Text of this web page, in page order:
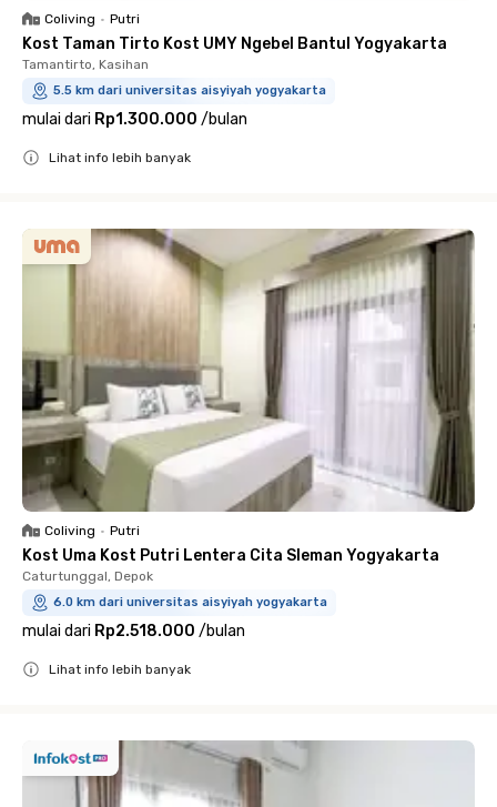
Coliving • Putri
Kost Taman Tirto Kost UMY Ngebel Bantul Yogyakarta
Tamantirto, Kasihan
5.5 km dari universitas aisyiyah yogyakarta
mulai dari Rp1.300.000 /bulan
Lihat info lebih banyak
Coliving • Putri
Kost Uma Kost Putri Lentera Cita Sleman Yogyakarta
Caturtunggal, Depok
6.0 km dari universitas aisyiyah yogyakarta
mulai dari Rp2.518.000 /bulan
Lihat info lebih banyak